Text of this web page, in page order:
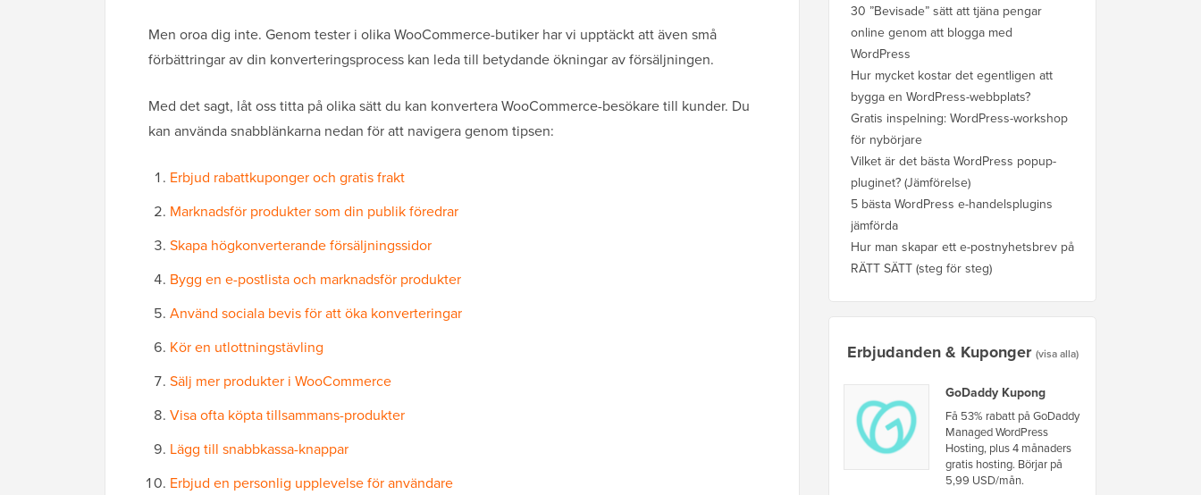
Men oroa dig inte. Genom tester i olika WooCommerce-butiker har vi upptäckt att även små
förbättringar av din konverteringsprocess kan leda till betydande ökningar av försäljningen.
Med det sagt, låt oss titta på olika sätt du kan konvertera WooCommerce-besökare till kunder. Du
kan använda snabblänkarna nedan för att navigera genom tipsen:
Erbjud rabattkuponger och gratis frakt
Marknadsför produkter som din publik föredrar
Skapa högkonverterande försäljningssidor
Bygg en e-postlista och marknadsför produkter
Använd sociala bevis för att öka konverteringar
Kör en utlottningstävling
Sälj mer produkter i WooCommerce
Visa ofta köpta tillsammans-produkter
Lägg till snabbkassa-knappar
Erbjud en personlig upplevelse för användare
30 ”Bevisade” sätt att tjäna pengar
online genom att blogga med
WordPress
Hur mycket kostar det egentligen att
bygga en WordPress-webbplats?
Gratis inspelning: WordPress-workshop
för nybörjare
Vilket är det bästa WordPress popup-
pluginet? (Jämförelse)
5 bästa WordPress e-handelsplugins
jämförda
Hur man skapar ett e-postnyhetsbrev på
RÄTT SÄTT (steg för steg)
Erbjudanden & Kuponger (visa alla)
GoDaddy Kupong
Få 53% rabatt på GoDaddy
Managed WordPress
Hosting, plus 4 månaders
gratis hosting. Börjar på
5,99 USD/mån.